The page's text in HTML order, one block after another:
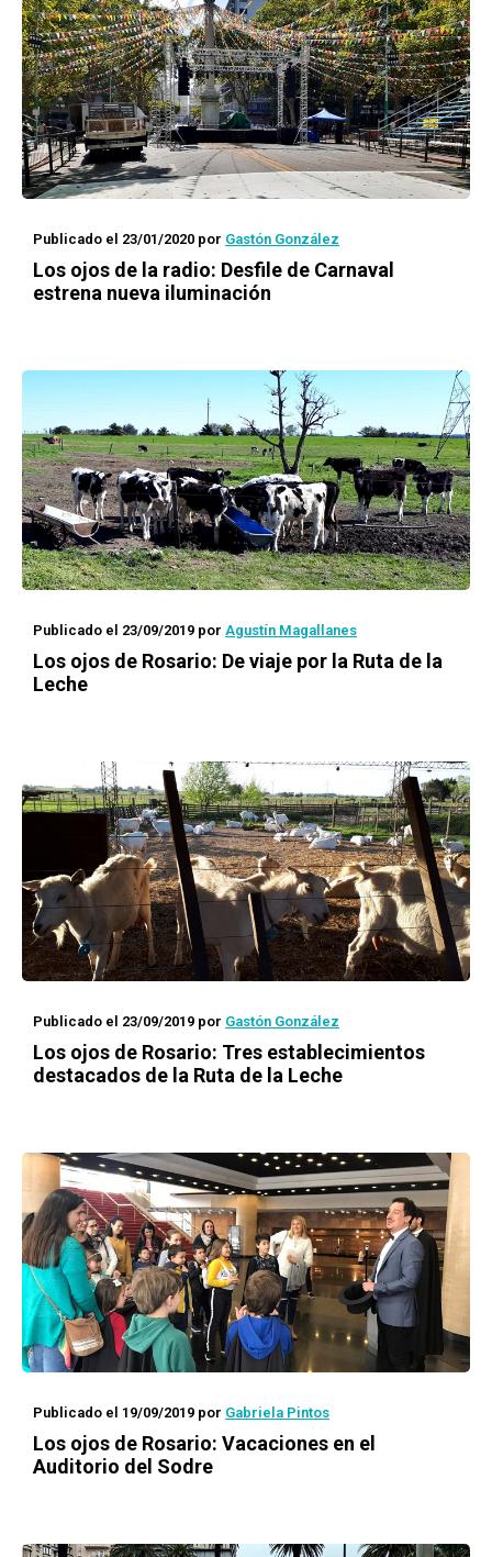
Publicado el 23/01/2020 por Gastón González
Los ojos de la radio: Desfile de Carnaval
estrena nueva iluminación
Publicado el 23/09/2019 por Agustín Magallanes
Los ojos de Rosario: De viaje por la Ruta de la
Leche
Publicado el 23/09/2019 por Gastón González
Los ojos de Rosario: Tres establecimientos
destacados de la Ruta de la Leche
Publicado el 19/09/2019 por Gabriela Pintos
Los ojos de Rosario: Vacaciones en el
Auditorio del Sodre